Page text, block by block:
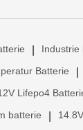
Industrie
Batterie
Lifepo4
batterie